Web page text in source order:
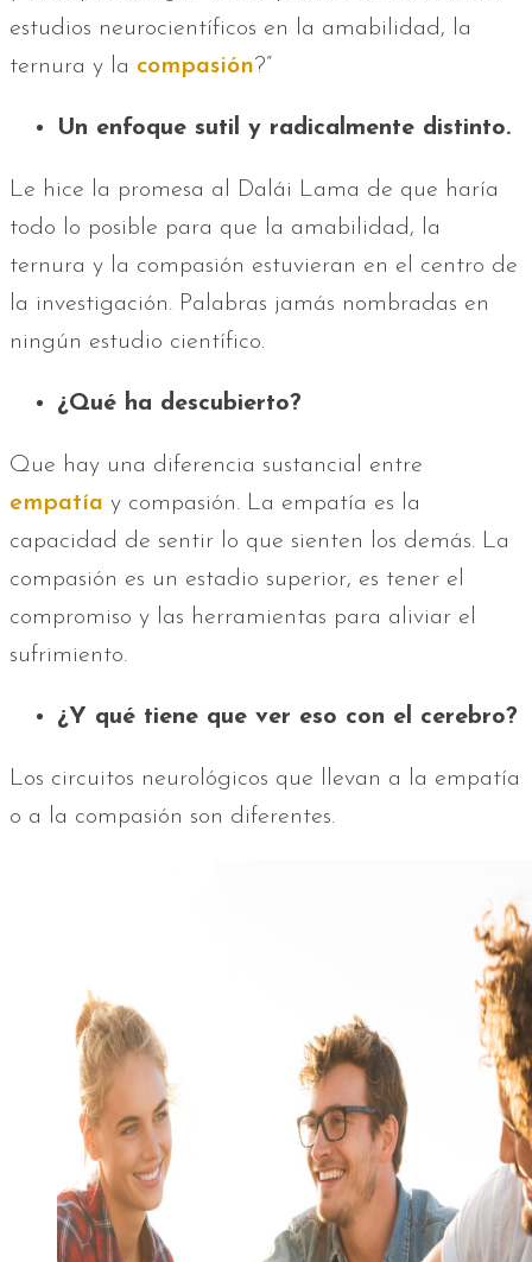
estudios neurocientíficos en la amabilidad, la
ternura y la compasión?”
Un enfoque sutil y radicalmente distinto.
Le hice la promesa al Dalái Lama de que haría
todo lo posible para que la amabilidad, la
ternura y la compasión estuvieran en el centro de
la investigación. Palabras jamás nombradas en
ningún estudio científico.
¿Qué ha descubierto?
Que hay una diferencia sustancial entre
empatía y compasión. La empatía es la
capacidad de sentir lo que sienten los demás. La
compasión es un estadio superior, es tener el
compromiso y las herramientas para aliviar el
sufrimiento.
¿Y qué tiene que ver eso con el cerebro?
Los circuitos neurológicos que llevan a la empatía
o a la compasión son diferentes.